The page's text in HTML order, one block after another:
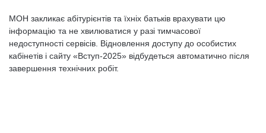
МОН закликає абітурієнтів та їхніх батьків врахувати цю
інформацію та не хвилюватися у разі тимчасової
недоступності сервісів. Відновлення доступу до особистих
кабінетів і сайту «Вступ-2025» відбудеться автоматично після
завершення технічних робіт.